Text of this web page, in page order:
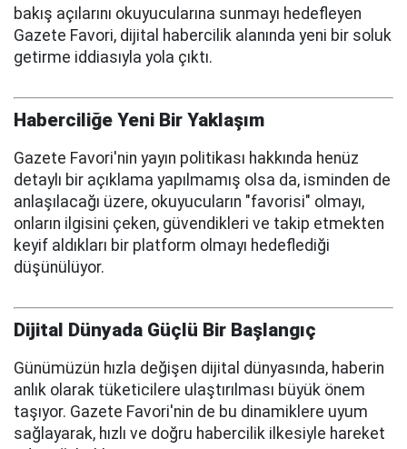
bakış açılarını okuyucularına sunmayı hedefleyen
Gazete Favori, dijital habercilik alanında yeni bir soluk
getirme iddiasıyla yola çıktı.
Haberciliğe Yeni Bir Yaklaşım
Gazete Favori'nin yayın politikası hakkında henüz
detaylı bir açıklama yapılmamış olsa da, isminden de
anlaşılacağı üzere, okuyucuların "favorisi" olmayı,
onların ilgisini çeken, güvendikleri ve takip etmekten
keyif aldıkları bir platform olmayı hedeflediği
düşünülüyor.
Dijital Dünyada Güçlü Bir Başlangıç
Günümüzün hızla değişen dijital dünyasında, haberin
anlık olarak tüketicilere ulaştırılması büyük önem
taşıyor. Gazete Favori'nin de bu dinamiklere uyum
sağlayarak, hızlı ve doğru habercilik ilkesiyle hareket